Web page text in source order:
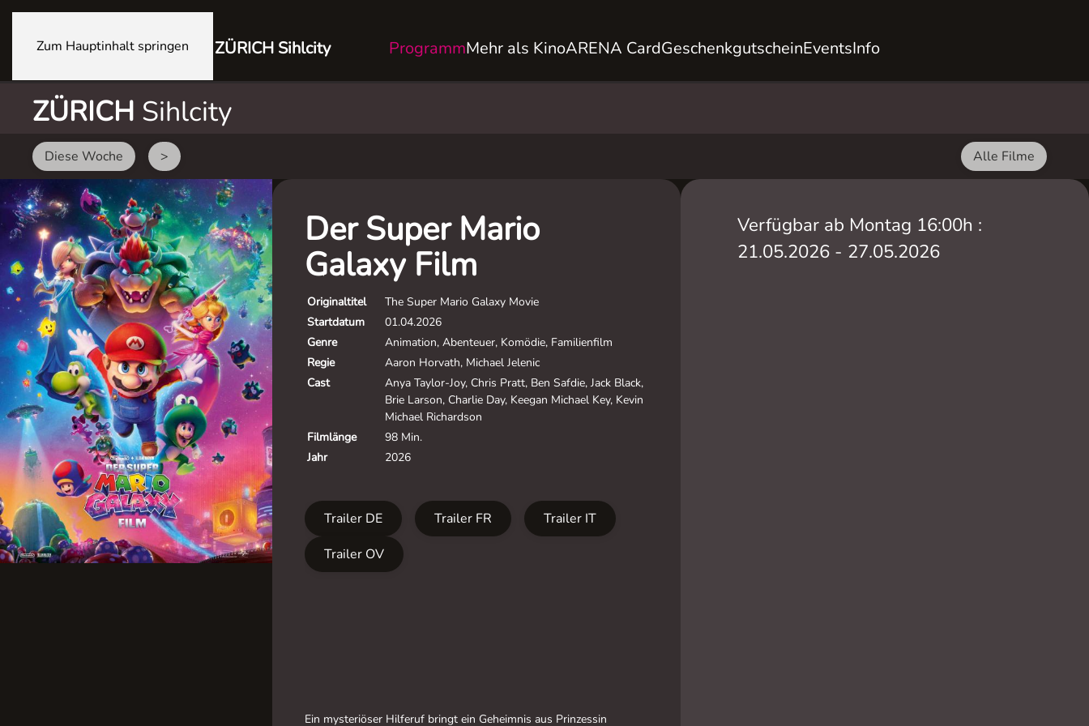
Zum Hauptinhalt springen ZÜRICH Sihlcity ProgrammMehr als KinoARENA CardGeschenkgutscheinEventsInfo
ZÜRICH Sihlcity
Diese Woche > Alle Filme
Der Super Mario
Galaxy Film
Originaltitel
The Super Mario Galaxy Movie
Startdatum
01.04.2026
Genre
Animation, Abenteuer, Komödie, Familienfilm
Regie
Aaron Horvath, Michael Jelenic
Cast
Anya Taylor-Joy, Chris Pratt, Ben Safdie, Jack Black,
Brie Larson, Charlie Day, Keegan Michael Key, Kevin
Michael Richardson
Filmlänge
98 Min.
Jahr
2026
Trailer DE Trailer FR
Trailer IT
Trailer OV
Ein mysteriöser Hilferuf bringt ein Geheimnis aus Prinzessin
Verfügbar ab Montag 16:00h :
21.05.2026 - 27.05.2026